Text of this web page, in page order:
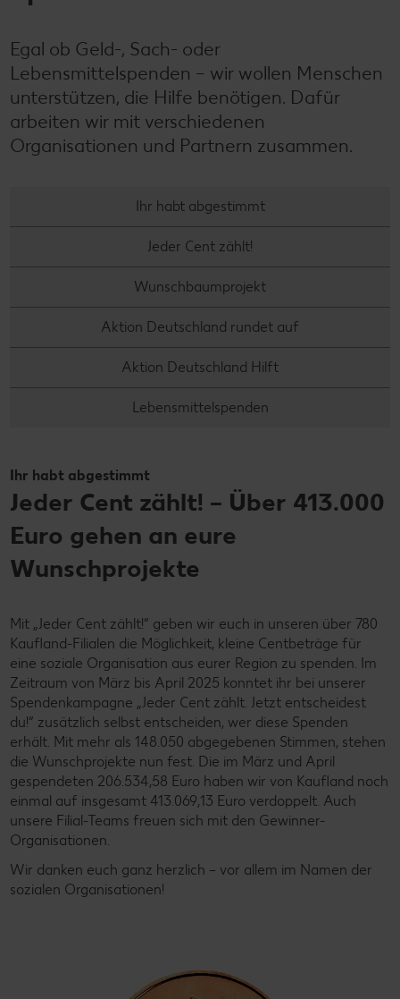
Egal ob Geld-, Sach- oder
Lebensmittelspenden – wir wollen Menschen
unterstützen, die Hilfe benötigen. Dafür
arbeiten wir mit verschiedenen
Organisationen und Partnern zusammen.
Ihr habt abgestimmt
Jeder Cent zählt!
Wunschbaumprojekt
Aktion Deutschland rundet auf
Aktion Deutschland Hilft
Lebensmittelspenden
Ihr habt abgestimmt
Jeder Cent zählt! – Über 413.000
Euro gehen an eure
Wunschprojekte
Mit „Jeder Cent zählt!“ geben wir euch in unseren über 780
Kaufland-Filialen die Möglichkeit, kleine Centbeträge für
eine soziale Organisation aus eurer Region zu spenden. Im
Zeitraum von März bis April 2025 konntet ihr bei unserer
Spendenkampagne „Jeder Cent zählt. Jetzt entscheidest
du!“ zusätzlich selbst entscheiden, wer diese Spenden
erhält. Mit mehr als 148.050 abgegebenen Stimmen, stehen
die Wunschprojekte nun fest. Die im März und April
gespendeten 206.534,58 Euro haben wir von Kaufland noch
einmal auf insgesamt 413.069,13 Euro verdoppelt. Auch
unsere Filial-Teams freuen sich mit den Gewinner-
Organisationen.
Wir danken euch ganz herzlich – vor allem im Namen der
sozialen Organisationen!